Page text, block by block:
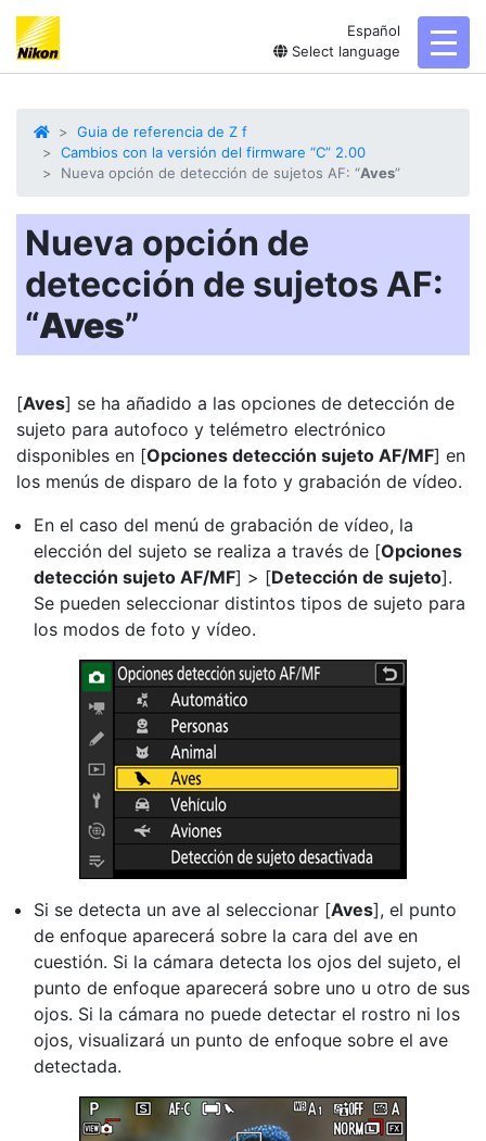
Español
Select language
Guia de referencia de Z f
Cambios con la versión del firmware “C” 2.00
Nueva opción de detección de sujetos AF: “Aves”
Nueva opción de
detección de sujetos AF:
“Aves”
[Aves] se ha añadido a las opciones de detección de
sujeto para autofoco y telémetro electrónico
disponibles en [Opciones detección sujeto AF/MF] en
los menús de disparo de la foto y grabación de vídeo.
En el caso del menú de grabación de vídeo, la
elección del sujeto se realiza a través de [Opciones
detección sujeto AF/MF] > [Detección de sujeto].
Se pueden seleccionar distintos tipos de sujeto para
los modos de foto y vídeo.
Si se detecta un ave al seleccionar [Aves], el punto
de enfoque aparecerá sobre la cara del ave en
cuestión. Si la cámara detecta los ojos del sujeto, el
punto de enfoque aparecerá sobre uno u otro de sus
ojos. Si la cámara no puede detectar el rostro ni los
ojos, visualizará un punto de enfoque sobre el ave
detectada.